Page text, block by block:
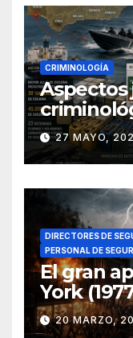
CRIMINOLOGÍA
Aspectos
lucha
en el sur
27 MAYO,
DIRECTORES DE
PERSONAL DE
El gran
York
20 MARZO,